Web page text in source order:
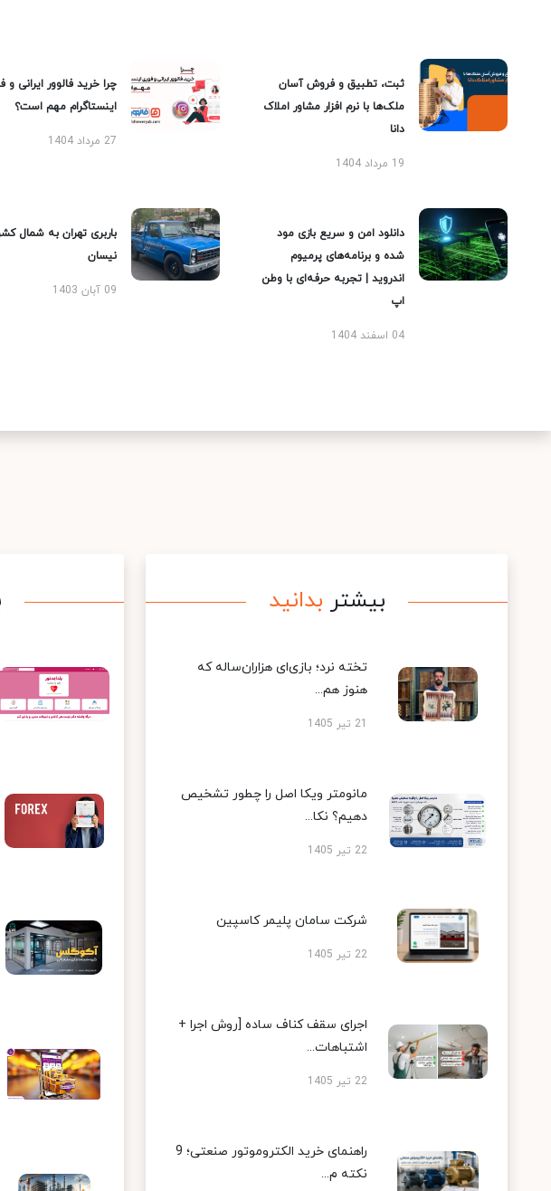
ثبت، تطبیق و فروش آسان
ملک‌ها با نرم افزار مشاور املاک
دانا
19 مرداد 1404
چرا خرید فالوور ایرانی و
اینستاگرام مهم است؟
27 مرداد 1404
دانلود امن و سریع بازی مود
شده و برنامه‌های پرمیوم
اندروید | تجربه حرفه‌ای با وطن
اپ
04 اسفند 1404
باربری تهران به شمال
نیسان
09 آبان 1403
بیشتر بدانید
تخته نرد؛ بازی‌ای هزاران‌ساله که
هنوز هم...
21 تیر 1405
مانومتر ویکا اصل را چطور تشخیص
دهیم؟ نکا...
22 تیر 1405
شرکت سامان پلیمر کاسپین
22 تیر 1405
اجرای سقف کناف ساده [روش اجرا +
اشتباهات...
22 تیر 1405
راهنمای خرید الکتروموتور صنعتی؛ 9
نکته م...